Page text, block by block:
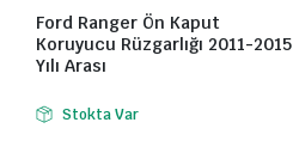
Ford Ranger Ön Kaput
Koruyucu Rüzgarlığı 2011-2015
Yılı Arası
Stokta Var